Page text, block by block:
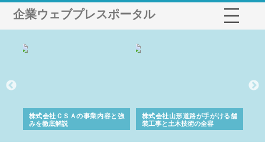
企業ウェブプレスポータル
株式会社ＣＳＡの事業内容と強
みを徹底解説
株式会社山形道路が手がける舗
装工事と土木技術の全容